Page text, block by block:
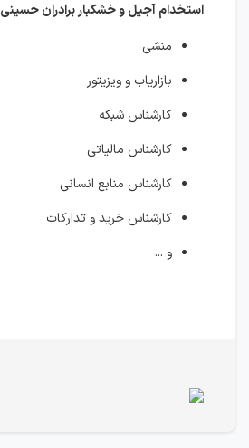
استخدام آجیل و خشکبار برادران حسینی
منشی
بازاریاب و ویزیتور
کارشناس شبکه
کارشناس مالیاتی
کارشناس منابع انسانی
کارشناس خرید و تدارکات
و ...